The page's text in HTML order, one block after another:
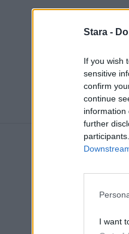
Stara -
If you wish
sensitive
confirm
continue
information
further
I want